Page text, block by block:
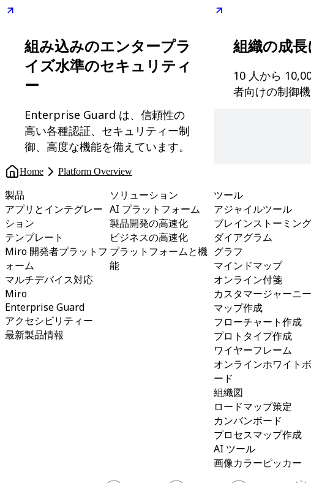
AI トランスフォーメーション
働き方変革
社内デジタル環境
学習
お客様事例
アカデミー
Reforge Learning
ヘルプセンター
イベント
コミュニティー
パートナーとサービス
Miro プロフェッショナル サービス
ソリューション パートナー
料金プラン
組み込みのエンタープラ
イズ水準のセキュリティ
ー
Enterprise Guard は、信頼性の
高い各種認証、セキュリティー制
御、高度な機能を備えています。
組織の成
10 人から
者向けの制御
Home Platform Overview
製品
アプリとインテグレー
ション
テンプレート
Miro 開発者プラットフ
ォーム
マルチデバイス対応
Miro
Enterprise Guard
アクセシビリティー
最新製品情報
ソリューション
AI プラットフォーム
製品開発の高速化
ビジネスの高速化
プラットフォームと機
能
ツール
アジャイルツール
ブレインストーミング
ダイアグラム
グラフ
マインドマップ
オンライン付箋
カスタマージャーニー
マップ作成
フローチャート作成
プロトタイプ作成
ワイヤーフレーム
オンラインホワイトボ
ード
組織図
ロードマップ策定
カンバンボード
プロセスマップ作成
AI ツール
画像カラーピッカー